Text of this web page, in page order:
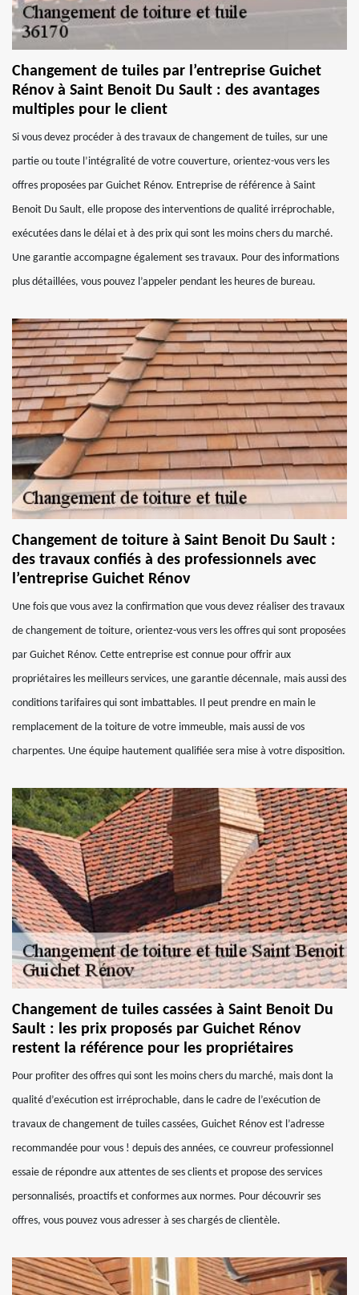
Changement de tuiles par l’entreprise Guichet
Rénov à Saint Benoit Du Sault : des avantages
multiples pour le client
Si vous devez procéder à des travaux de changement de tuiles, sur une
partie ou toute l’intégralité de votre couverture, orientez-vous vers les
offres proposées par Guichet Rénov. Entreprise de référence à Saint
Benoit Du Sault, elle propose des interventions de qualité irréprochable,
exécutées dans le délai et à des prix qui sont les moins chers du marché.
Une garantie accompagne également ses travaux. Pour des informations
plus détaillées, vous pouvez l’appeler pendant les heures de bureau.
Changement de toiture à Saint Benoit Du Sault :
des travaux confiés à des professionnels avec
l’entreprise Guichet Rénov
Une fois que vous avez la confirmation que vous devez réaliser des travaux
de changement de toiture, orientez-vous vers les offres qui sont proposées
par Guichet Rénov. Cette entreprise est connue pour offrir aux
propriétaires les meilleurs services, une garantie décennale, mais aussi des
conditions tarifaires qui sont imbattables. Il peut prendre en main le
remplacement de la toiture de votre immeuble, mais aussi de vos
charpentes. Une équipe hautement qualifiée sera mise à votre disposition.
Changement de tuiles cassées à Saint Benoit Du
Sault : les prix proposés par Guichet Rénov
restent la référence pour les propriétaires
Pour profiter des offres qui sont les moins chers du marché, mais dont la
qualité d’exécution est irréprochable, dans le cadre de l’exécution de
travaux de changement de tuiles cassées, Guichet Rénov est l’adresse
recommandée pour vous ! depuis des années, ce couvreur professionnel
essaie de répondre aux attentes de ses clients et propose des services
personnalisés, proactifs et conformes aux normes. Pour découvrir ses
offres, vous pouvez vous adresser à ses chargés de clientèle.